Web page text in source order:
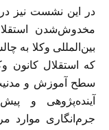
در این نشست نیز
مخدوش‌شدن
بین‌المللی وکلا به
که استقلال کانون
سطح آموزش و
آینده‌پژوهی و
جرم‌انگاری موارد